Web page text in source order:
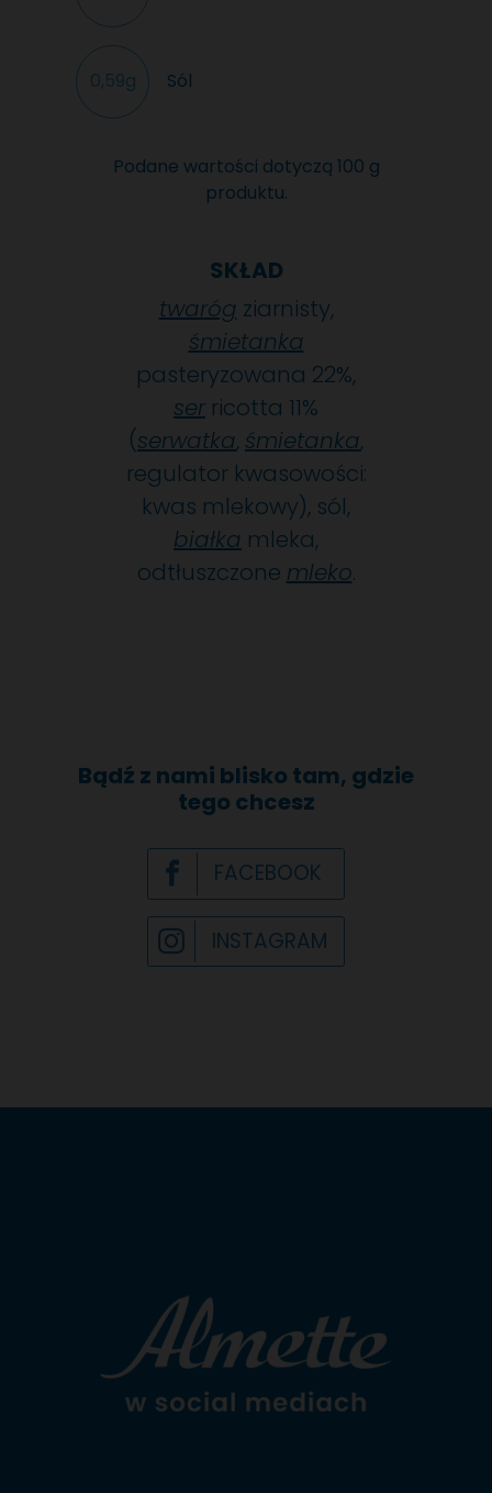
0,59g Sól
Podane wartości dotyczą 100 g
produktu.
SKŁAD
twaróg ziarnisty,
śmietanka
pasteryzowana 22%,
ser ricotta 11%
(serwatka, śmietanka,
regulator kwasowości:
kwas mlekowy), sól,
białka mleka,
odtłuszczone mleko.
Bądź z nami blisko tam, gdzie
tego chcesz
FACEBOOK
INSTAGRAM